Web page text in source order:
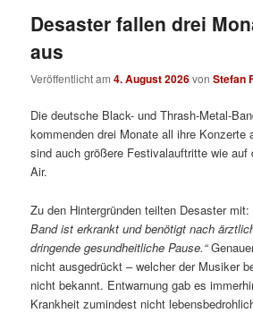
Desaster fallen drei
aus
Veröffentlicht am4. August 2026vonStefan
Die deutsche Black- und Thrash-Metal-
kommenden drei Monate all ihre Konzerte
sind auch größere Festivalauftritte wie auf
Air.
Zu den Hintergründen teilten Desaster mit:
Band ist erkrankt und benötigt nach
dringende gesundheitliche Pause.“
nicht ausgedrückt – welcher der Musiker
nicht bekannt. Entwarnung gab es
Krankheit zumindest nicht